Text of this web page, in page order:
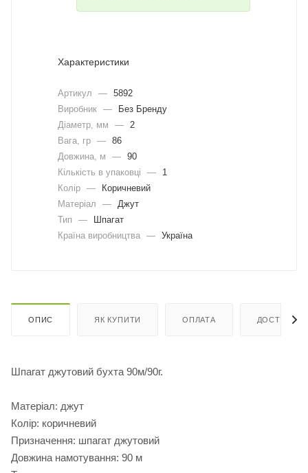
Характеристики
Артикул — 5892
Виробник —
Без Бренду
Діаметр, мм
—
2
Вага, гр — 86
Довжина, м
— 90
Кількість в упаковці
—
1
Колір —
Коричневий
Матеріал
—
Джут
Тип
—
Шпагат
Країна виробництва — Україна
ОПИС ЯК КУПИТИ ОПЛАТА ДОСТАВКА
Шпагат джутовий бухта 90м/90г.
Матеріал: джут
Колір: коричневий
Призначення: шпагат джутовий
Довжина намотування: 90 м